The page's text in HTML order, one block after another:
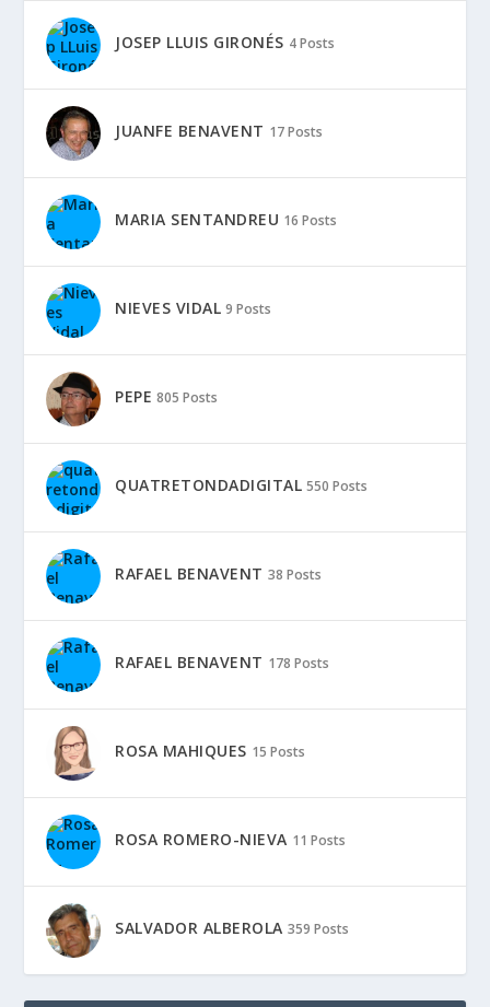
JOSEP LLUIS GIRONÉS 4 Posts
JUANFE BENAVENT 17 Posts
MARIA SENTANDREU 16 Posts
NIEVES VIDAL 9 Posts
PEPE 805 Posts
QUATRETONDADIGITAL 550 Posts
RAFAEL BENAVENT 38 Posts
RAFAEL BENAVENT 178 Posts
ROSA MAHIQUES 15 Posts
ROSA ROMERO-NIEVA 11 Posts
SALVADOR ALBEROLA 359 Posts